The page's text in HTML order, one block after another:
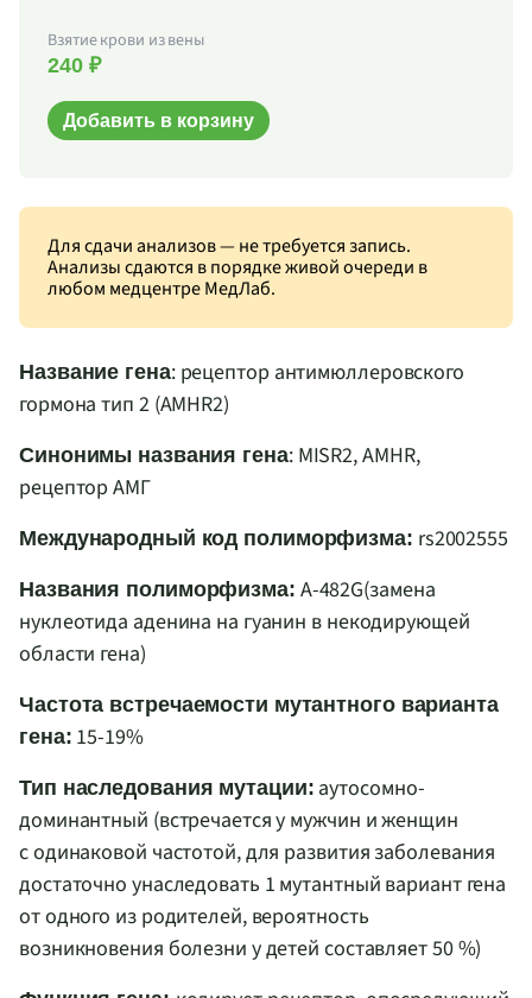
Для сдачи анализов — не требуется запись.
Анализы сдаются в порядке живой очереди в
любом медцентре МедЛаб.
Название гена: рецептор антимюллеровского
гормона тип 2 (AMHR2)
Синонимы названия гена: MISR2, AMHR,
рецептор АМГ
Международный код полиморфизма: rs2002555
Названия полиморфизма: A-482G(замена
нуклеотида аденина на гуанин в некодирующей
области гена)
Частота встречаемости мутантного варианта
гена: 15-19%
Тип наследования мутации: аутосомно-
доминантный (встречается у мужчин и женщин
с одинаковой частотой, для развития заболевания
достаточно унаследовать 1 мутантный вариант гена
от одного из родителей, вероятность
возникновения болезни у детей составляет 50 %)
Взятие крови из вены
240 ₽
Добавить в корзину